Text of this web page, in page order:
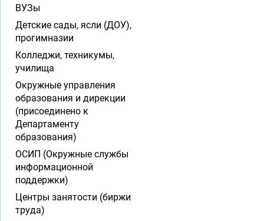
ВУЗы
Детские сады, ясли (ДОУ),
прогимназии
Колледжи, техникумы,
училища
Окружные управления
образования и дирекции
(присоединено к
Департаменту
образования)
ОСИП (Окружные службы
информационной
поддержки)
Центры занятости (биржи
труда)